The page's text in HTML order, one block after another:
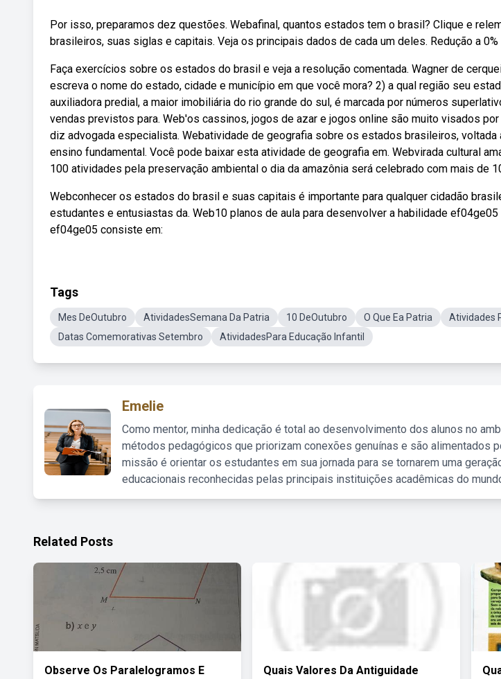
Por isso, preparamos dez questões. Webafinal, quantos estados tem o brasil? Clique e
brasileiros, suas siglas e capitais. Veja os principais dados de cada um deles. Redução a 0%
Faça exercícios sobre os estados do brasil e veja a resolução comentada. Wagner de
escreva o nome do estado, cidade e município em que você mora? 2) a qual região seu
auxiliadora predial, a maior imobiliária do rio grande do sul, é marcada por números
vendas previstos para. Web'os cassinos, jogos de azar e jogos online são muito visados
diz advogada especialista. Webatividade de geografia sobre os estados brasileiros, voltada
ensino fundamental. Você pode baixar esta atividade de geografia em. Webvirada cultural
100 atividades pela preservação ambiental o dia da amazônia será celebrado com mais de
Webconhecer os estados do brasil e suas capitais é importante para qualquer cidadão
estudantes e entusiastas da. Web10 planos de aula para desenvolver a habilidade ef04ge05
ef04ge05 consiste em:
Tags
Mes DeOutubro AtividadesSemana Da Patria 10 DeOutubro O Que Ea Patria
Atividades
Datas Comemorativas Setembro
AtividadesPara Educação Infantil
Emelie
Como mentor, minha dedicação é total ao desenvolvimento dos alunos no
métodos pedagógicos que priorizam conexões genuínas e são alimentados
missão é orientar os estudantes em sua jornada para se tornarem uma
educacionais reconhecidas pelas principais instituições acadêmicas do
Related Posts
Observe Os Paralelogramos E Quais Valores Da Antiguidade